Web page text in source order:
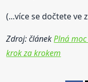
(...více se dočtete ve
Zdroj: článekPlná
krok za krokem